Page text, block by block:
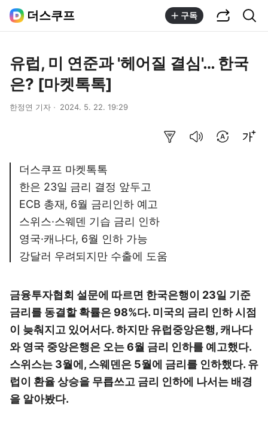
더스쿠프 구독
유럽, 미 연준과 '헤어질 결심'… 한국
은? [마켓톡톡]
한정연 기자 2024. 5. 22. 19:29
더스쿠프 마켓톡톡
한은 23일 금리 결정 앞두고
ECB 총재, 6월 금리인하 예고
스위스·스웨덴 기습 금리 인하
영국·캐나다, 6월 인하 가능
강달러 우려되지만 수출에 도움
금융투자협회 설문에 따르면 한국은행이 23일 기준
금리를 동결할 확률은 98%다. 미국의 금리 인하 시점
이 늦춰지고 있어서다. 하지만 유럽중앙은행, 캐나다
와 영국 중앙은행은 오는 6월 금리 인하를 예고했다.
스위스는 3월에, 스웨덴은 5월에 금리를 인하했다. 유
럽이 환율 상승을 무릅쓰고 금리 인하에 나서는 배경
을 알아봤다.